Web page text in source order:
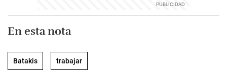
En esta nota
Batakis trabajar